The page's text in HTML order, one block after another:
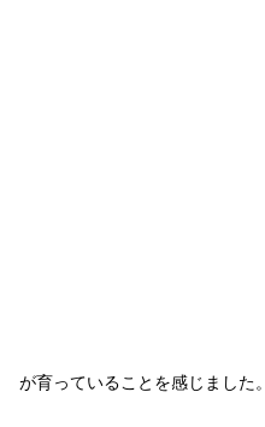
が育っていることを感じました。